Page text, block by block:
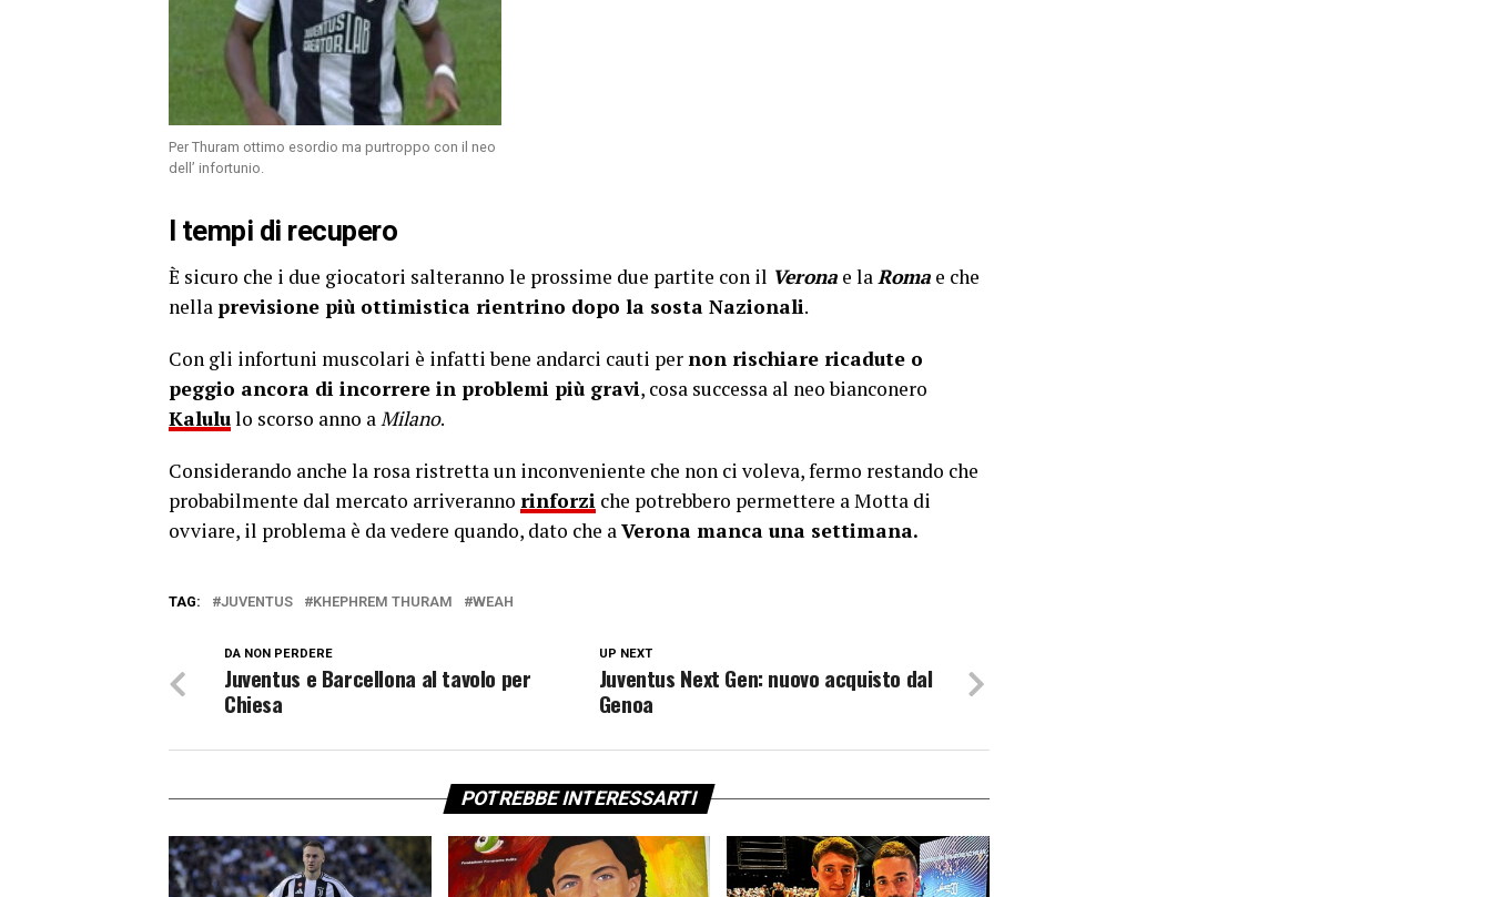
Per Thuram ottimo esordio ma purtroppo con il neo
dell’ infortunio.
I tempi di recupero
È sicuro che i due giocatori salteranno le prossime due partite con il Verona e laRoma e che
nella previsione più ottimistica rientrino dopo la sosta Nazionali.
Con gli infortuni muscolari è infatti bene andarci cauti pernon rischiare ricadute o
peggio ancora di incorrere in problemi più gravi, cosa successa al neo bianconero
Kalululo scorso anno aMilano.
Considerando anche la rosa ristretta un inconveniente che non ci voleva, fermo restando che
probabilmente dal mercato arriveranno rinforzi che potrebbero permettere a Motta di
ovviare, il problema è da vedere quando, dato che aVerona manca una settimana.
TAG: JUVENTUS KHEPHREM THURAM WEAH
UP NEXT
Juventus Next Gen: nuovo acquisto dal
Genoa
DA NON PERDERE
Juventus e Barcellona al tavolo per
Chiesa
POTREBBE INTERESSARTI